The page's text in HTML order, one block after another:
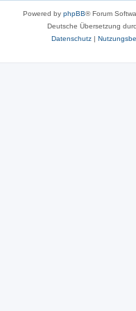
Powered by phpBB® Forum
Deutsche Übersetzung
Datenschutz|